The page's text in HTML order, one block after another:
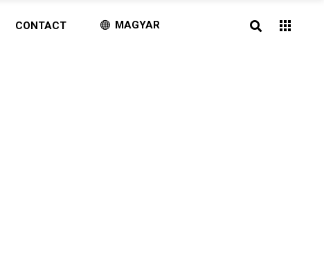
CONTACT MAGYAR